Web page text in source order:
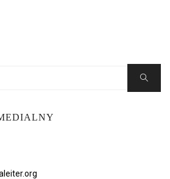
Search